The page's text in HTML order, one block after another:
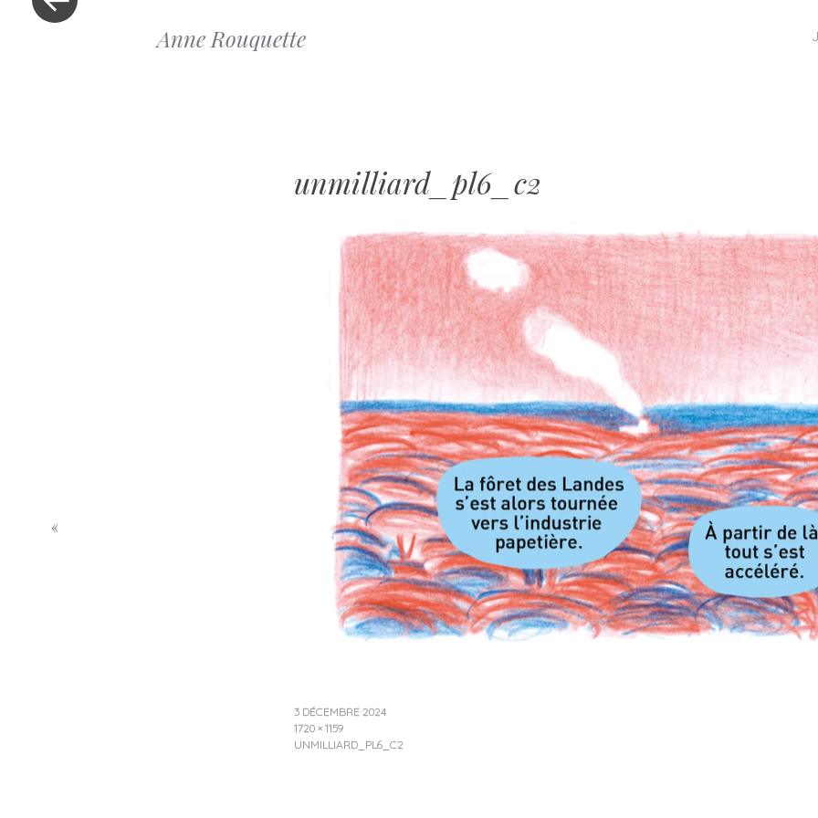
Anne Rouquette
«
unmilliard_pl6_c2
3 DÉCEMBRE 2024
1720 × 1159
UNMILLIARD_PL6_C2